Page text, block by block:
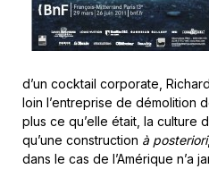
d’un cocktail corporate,
loin l’entreprise de démolition
plus ce qu’elle était, la culture
qu’une construction à posteriori
dans le cas de l’Amérique n’a